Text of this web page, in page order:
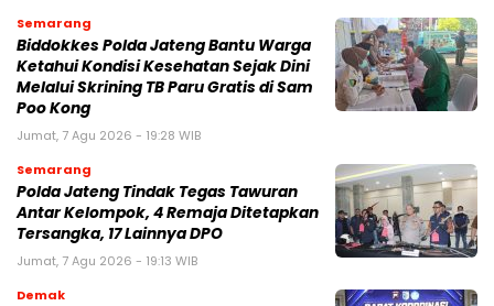
Semarang
Biddokkes Polda Jateng Bantu Warga
Ketahui Kondisi Kesehatan Sejak Dini
Melalui Skrining TB Paru Gratis di Sam
Poo Kong
Jumat, 7 Agu 2026 - 19:28 WIB
Semarang
Polda Jateng Tindak Tegas Tawuran
Antar Kelompok, 4 Remaja Ditetapkan
Tersangka, 17 Lainnya DPO
Jumat, 7 Agu 2026 - 19:13 WIB
Demak